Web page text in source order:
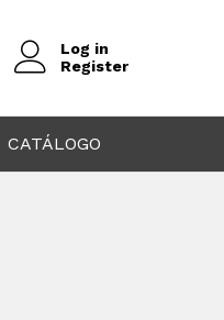
Log in
Register
CATÁLOGO